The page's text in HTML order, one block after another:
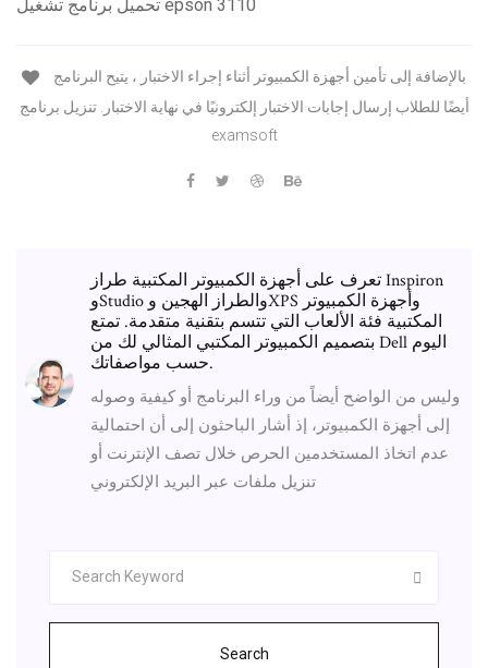
تحميل برنامج تشغيل epson 3110
أيضًا للطلاب إرسال إجابات الاختبار إلكترونيًا في نهاية الاختبار. تنزيل برنامج
examsoft
تعرف على أجهزة الكمبيوتر المكتبية طراز Inspiron
وStudio والطراز الهجين وXPS وأجهزة الكمبيوتر
المكتبية فئة الألعاب التي تتسم بتقنية متقدمة. تمتع
بتصميم الكمبيوتر المكتبي المثالي لك من Dell اليوم
حسب مواصفاتك.
وليس من الواضح أيضاً من وراء البرنامج أو كيفية وصوله
إلى أجهزة الكمبيوتر، إذ أشار الباحثون إلى أن احتمالية
عدم اتخاذ المستخدمين الحرص خلال تصف الإنترنت أو
تنزيل ملفات عبر البريد الإلكتروني
Search